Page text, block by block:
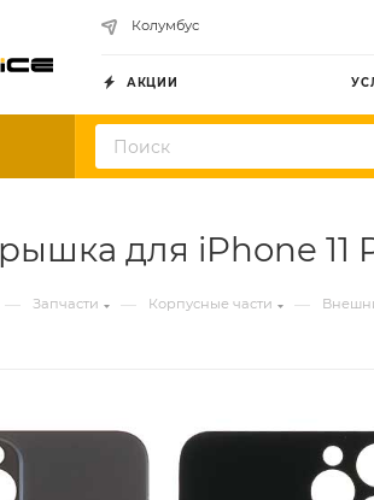
Колумбус
АКЦИИ
для iPhone 11
— Запчасти — Корпусные части —